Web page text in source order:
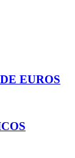
EUROS